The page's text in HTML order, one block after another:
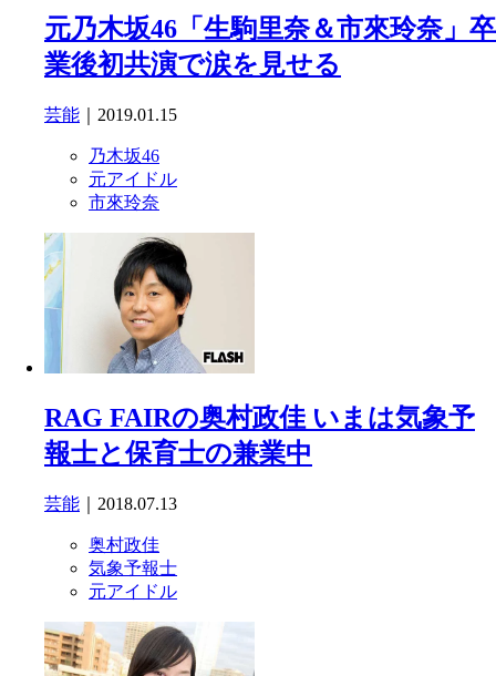
元乃木坂46「生駒里奈＆市來玲奈」卒
業後初共演で涙を見せる
芸能 ｜2019.01.15
乃木坂46
元アイドル
市來玲奈
RAG FAIRの奥村政佳 いまは気象予
報士と保育士の兼業中
芸能 ｜2018.07.13
奥村政佳
気象予報士
元アイドル